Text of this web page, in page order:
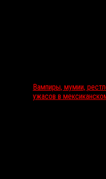
Вампиры, мумии,
ужасов в